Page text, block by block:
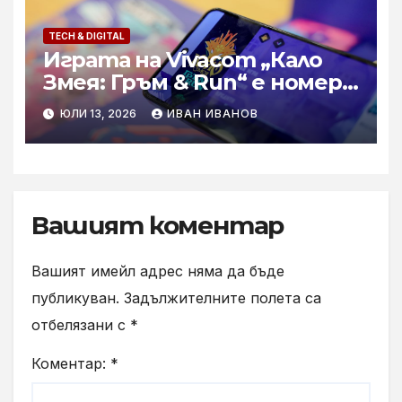
TECH & DIGITAL
Играта на Vivacom „Кало
Змея: Гръм & Run“ e номер 1
за България в Google Play и
App Store
ЮЛИ 13, 2026 ИВАН ИВАНОВ
Вашият коментар
Вашият имейл адрес няма да бъде
публикуван. Задължителните полета са
отбелязани с *
Коментар: *